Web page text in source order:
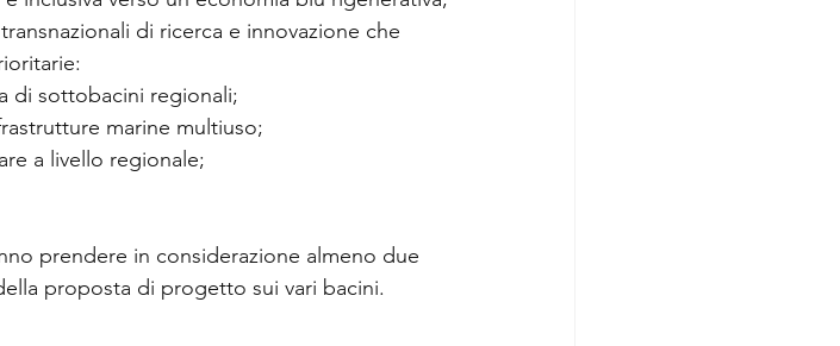
di ricerca e innovazione che
di sottobacini regionali;
marine multiuso;
a livello regionale;
prendere in considerazione almeno due
proposta di progetto sui vari bacini.